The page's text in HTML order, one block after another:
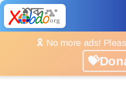
🎗️ No more ads!